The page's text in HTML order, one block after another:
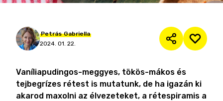
Petrás Gabriella
2024. 01. 22.
Vaníliapudingos-meggyes, tökös-mákos és
tejbegrízes rétest is mutatunk, de ha igazán ki
akarod maxolni az élvezeteket, a rétespiramis a